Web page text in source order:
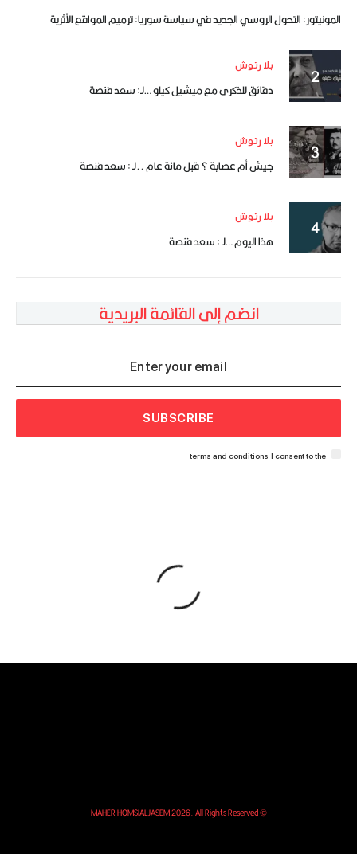
المونيتور: التحول الروسي الجديد في سياسة سوريا: ترميم المواقع الأثرية
بلا رتوش
دقائق للذكرى مع ميشيل كيلو …لـ: سعد فنصة
بلا رتوش
جيش أم عصابة ؟ قبل مائة عام ..لـ : سعد فنصة
بلا رتوش
هذا اليوم …لـ : سعد فنصة
انضم إلى القائمة البريدية
SUBSCRIBE
I consent to the
terms and conditions
© MAHER HOMSIALJASEM 2026. All Rights Reserved